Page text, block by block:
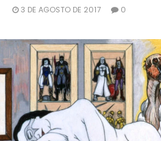
3 DE AGOSTO DE 2017 0